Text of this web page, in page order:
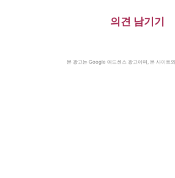
의견 남기기
본 광고는 Google 애드센스 광고이며, 본 사이트